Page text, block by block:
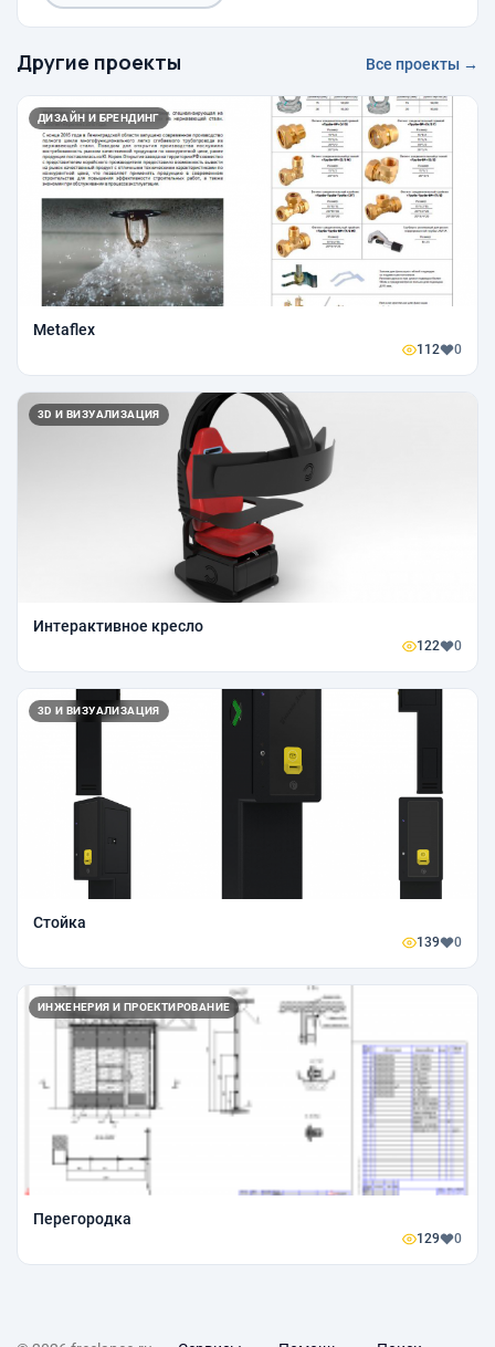
Другие проекты Все проекты →
ДИЗАЙН И БРЕНДИНГ
Metaflex
112 0
3D И ВИЗУАЛИЗАЦИЯ
Интерактивное кресло
122 0
3D И ВИЗУАЛИЗАЦИЯ
Стойка
139 0
ИНЖЕНЕРИЯ И ПРОЕКТИРОВАНИЕ
Перегородка
129 0